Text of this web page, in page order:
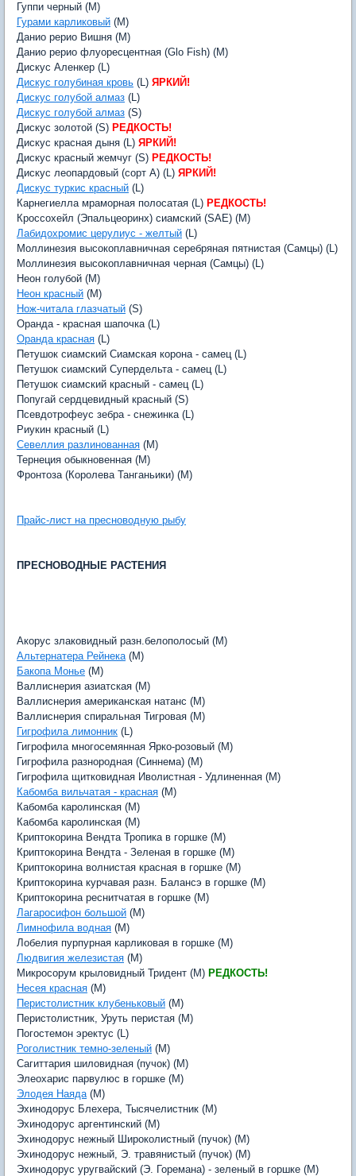
Гуппи черный (M)
Гурами карликовый (M)
Данио рерио Вишня (M)
Данио рерио флуоресцентная (Glo Fish) (M)
Дискус Аленкер (L)
Дискус голубиная кровь (L) ЯРКИЙ!
Дискус голубой алмаз (L)
Дискус голубой алмаз (S)
Дискус золотой (S) РЕДКОСТЬ!
Дискус красная дыня (L) ЯРКИЙ!
Дискус красный жемчуг (S) РЕДКОСТЬ!
Дискус леопардовый (сорт A) (L) ЯРКИЙ!
Дискус туркис красный (L)
Карнегиелла мраморная полосатая (L) РЕДКОСТЬ!
Кроссохейл (Эпальцеоринх) сиамский (SAE) (M)
Лабидохромис церулиус - желтый (L)
Моллинезия высокоплавничная серебряная пятнистая (Самцы) (L)
Моллинезия высокоплавничная черная (Самцы) (L)
Неон голубой (M)
Неон красный (M)
Нож-читала глазчатый (S)
Оранда - красная шапочка (L)
Оранда красная (L)
Петушок сиамский Сиамская корона - самец (L)
Петушок сиамский Супердельта - самец (L)
Петушок сиамский красный - самец (L)
Попугай сердцевидный красный (S)
Псевдотрофеус зебра - снежинка (L)
Риукин красный (L)
Севеллия разлинованная (M)
Тернеция обыкновенная (M)
Фронтоза (Королева Танганьики) (M)
Прайс-лист на пресноводную рыбу
ПРЕСНОВОДНЫЕ РАСТЕНИЯ
Акорус злаковидный разн.белополосый (M)
Альтернатера Рейнека(M)
Бакопа Монье (M)
Валлиснерия азиатская (M)
Валлиснерия американская натанс (M)
Валлиснерия спиральная Тигровая (M)
Гигрофила лимонник (L)
Гигрофила многосемянная Ярко-розовый (M)
Гигрофила разнородная (Синнема) (M)
Гигрофила щитковидная Иволистная - Удлиненная (M)
Кабомба вильчатая - красная (M)
Кабомба каролинская (M)
Кабомба каролинская (M)
Криптокорина Вендта Тропика в горшке (M)
Криптокорина Вендта - Зеленая в горшке (M)
Криптокорина волнистая красная в горшке (M)
Криптокорина курчавая разн. Балансэ в горшке (M)
Криптокорина реснитчатая в горшке (M)
Лагаросифон большой (M)
Лимнофила водная (M)
Лобелия пурпурная карликовая в горшке (M)
Людвигия железистая (M)
Микросорум крыловидный Тридент (M) РЕДКОСТЬ!
Несея красная (M)
Перистолистник клубеньковый (M)
Перистолистник, Уруть перистая (M)
Погостемон эректус (L)
Роголистник темно-зеленый (M)
Сагиттария шиловидная (пучок) (M)
Элеохарис парвулюс в горшке (M)
Элодея Наяда(M)
Эхинодорус Блехера, Тысячелистник (M)
Эхинодорус аргентинский (M)
Эхинодорус нежный Широколистный (пучок) (M)
Эхинодорус нежный, Э. травянистый (пучок) (M)
Эхинодорус уругвайский (Э. Горемана) - зеленый в горшке (M)